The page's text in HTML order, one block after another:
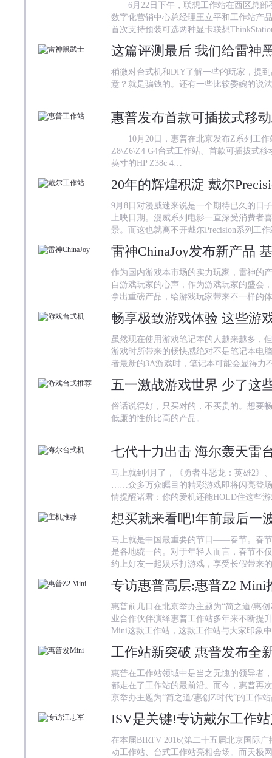
6月22日下午，联想工作站在西区总部
数字化营销中心总经理王立平和工作站
首次支持预装可选两种显卡联想
这篇评测最后 我们给雷神
稍微对台式机和DIY了解一些的玩家，提
意？就是骗钱的。还有一些比较委婉的说
惠普发布首款可插拔式移
10月20日，惠普在北京发布Z系列工作
Z8\Z6\Z4 G4台式工作站、首款可插拔式移
英寸的HP Z38c 4…
20年的辉煌积淀 戴尔
9月8日对漫威迷来说是一个期待已久的日
上映日期。漫威系列电影一直深受消费者
景。而这也就离不开戴尔Precision系列工
雷神ChinaJoy发布新产品
作为国内游戏本市场的实力玩家，雷神的
自游戏玩家的心声，作为游戏玩家的盛会
拿出重磅产品，给游戏玩家带来不一样的
畅享极致游戏体验 这些游
虽然现在使用游戏笔记本的人越来越多，
游戏时所带来的畅快感绝对不是笔记本电
者最新的3A游戏时，笔记本可能会显得力
五一激战游戏世界 少了这
俗话说得好，只买对的，不买贵的。想要
低廉的性价比高的产品。
七代十力出击 海尔轰天雷
马上就到4月了，《勇者斗恶龙：英雄2》
……众多万众瞩目的精彩游戏即将闪亮登
情提醒诸君：你的爱机还能HOLD住这些
想买就来看吧!年前最后一
马上就是中国最重要的节日——春节。春
是各地统一的。对于年轻人而言，春节不
约上好友一起娱乐打游戏，享受长假带来
专访惠普高层:惠普Z2 Mini
惠普前几日在北京举办主题为“简之道/惠
业合作伙伴演绎惠普工作站多年来不断提
Mini这款工作站，这款工作站与大家印象
工作站新突破 惠普发布全
惠普在工作站领域中是当之无愧的领导者
都走在了工作站的最前沿。而今，惠普再
京举办主题为“简之道/惠创Z时代”的工作
ISV是关键!专访戴尔工作
在本届BIRTV 2016(第二十五届北京国际
动工作站、台式工作站亮相会场。而天极